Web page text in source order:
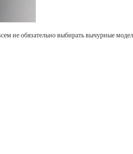
не обязательно выбирать вычурные